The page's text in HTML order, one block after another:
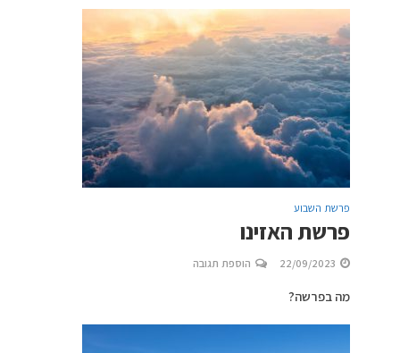
פרשת השבוע
פרשת האזינו
22/09/2023 הוספת תגובה
מה בפרשה?